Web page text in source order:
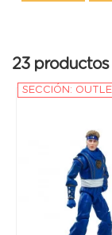
23 productos
SECCIÓN: